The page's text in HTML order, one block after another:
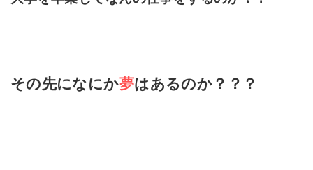
その先になにか夢はあるのか？？？